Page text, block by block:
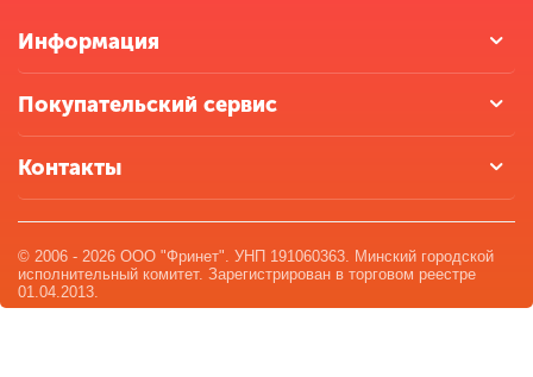
Информация
Покупательский сервис
Контакты
© 2006 - 2026 ООО "Фринет". УНП 191060363. Минский городской
исполнительный комитет. Зарегистрирован в торговом реестре
01.04.2013.